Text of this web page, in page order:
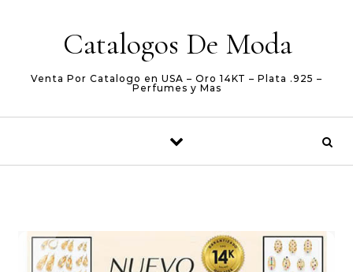
Catalogos De Moda
Venta Por Catalogo en USA – Oro 14KT – Plata .925 –
Perfumes y Mas